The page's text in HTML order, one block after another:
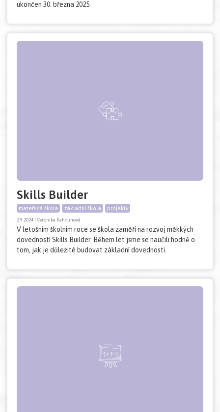
ukončen 30. března 2025.
Skills Builder
mateřská škola základní škola projekty
2.9.2024 | Veronika Kahounová
V letošním školním roce se škola zaměří na rozvoj měkkých
dovedností Skills Builder. Během let jsme se naučili hodně o
tom, jak je důležité budovat základní dovednosti.